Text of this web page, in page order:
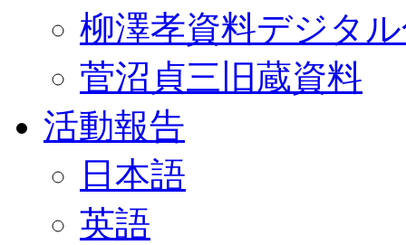
柳澤孝資料デジタ
菅沼貞三旧蔵資料
活動報告
日本語
英語